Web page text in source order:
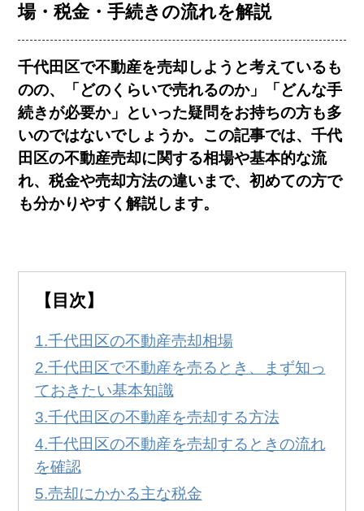
コラム一覧
会社概要
0120-231-053
場・税金・手続きの流れを解説
千代田区で不動産を売却しようと考えているも
のの、「どのくらいで売れるのか」「どんな手
続きが必要か」といった疑問をお持ちの方も多
いのではないでしょうか。この記事では、千代
田区の不動産売却に関する相場や基本的な流
れ、税金や売却方法の違いまで、初めての方で
も分かりやすく解説します。
【目次】
千代田区の不動産売却相場
千代田区で不動産を売るとき、まず知っ
ておきたい基本知識
千代田区の不動産を売却する方法
千代田区の不動産を売却するときの流れ
を確認
売却にかかる主な税金